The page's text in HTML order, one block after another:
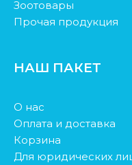
Зоотовары
Прочая продукция
НАШ ПАКЕТ
О нас
Оплата и доставка
Корзина
Для юридических